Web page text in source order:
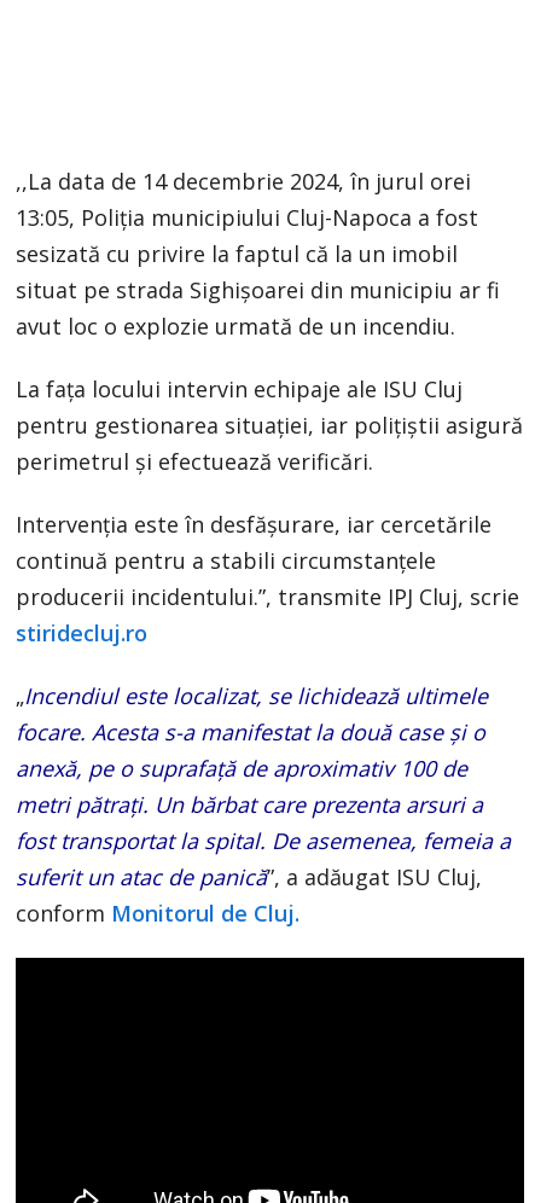
,,La data de 14 decembrie 2024, în jurul orei
13:05, Poliția municipiului Cluj-Napoca a fost
sesizată cu privire la faptul că la un imobil
situat pe strada Sighișoarei din municipiu ar fi
avut loc o explozie urmată de un incendiu.
La fața locului intervin echipaje ale ISU Cluj
pentru gestionarea situației, iar polițiștii asigură
perimetrul și efectuează verificări.
Intervenția este în desfășurare, iar cercetările
continuă pentru a stabili circumstanțele
producerii incidentului.”, transmite IPJ Cluj, scrie
stiridecluj.ro
„Incendiul este localizat, se lichidează ultimele
focare. Acesta s-a manifestat la două case și o
anexă, pe o suprafață de aproximativ 100 de
metri pătrați. Un bărbat care prezenta arsuri a
fost transportat la spital. De asemenea, femeia a
suferit un atac de panică”, a adăugat ISU Cluj,
conform Monitorul de Cluj.